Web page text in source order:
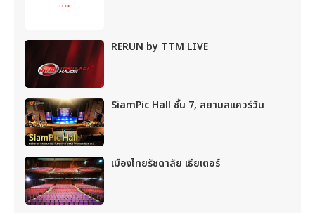
RERUN by TTM LIVE
SiamPic Hall ชั้น 7, สยามสแควร์วัน
เมืองไทยรัชดาลัย เธียเตอร์